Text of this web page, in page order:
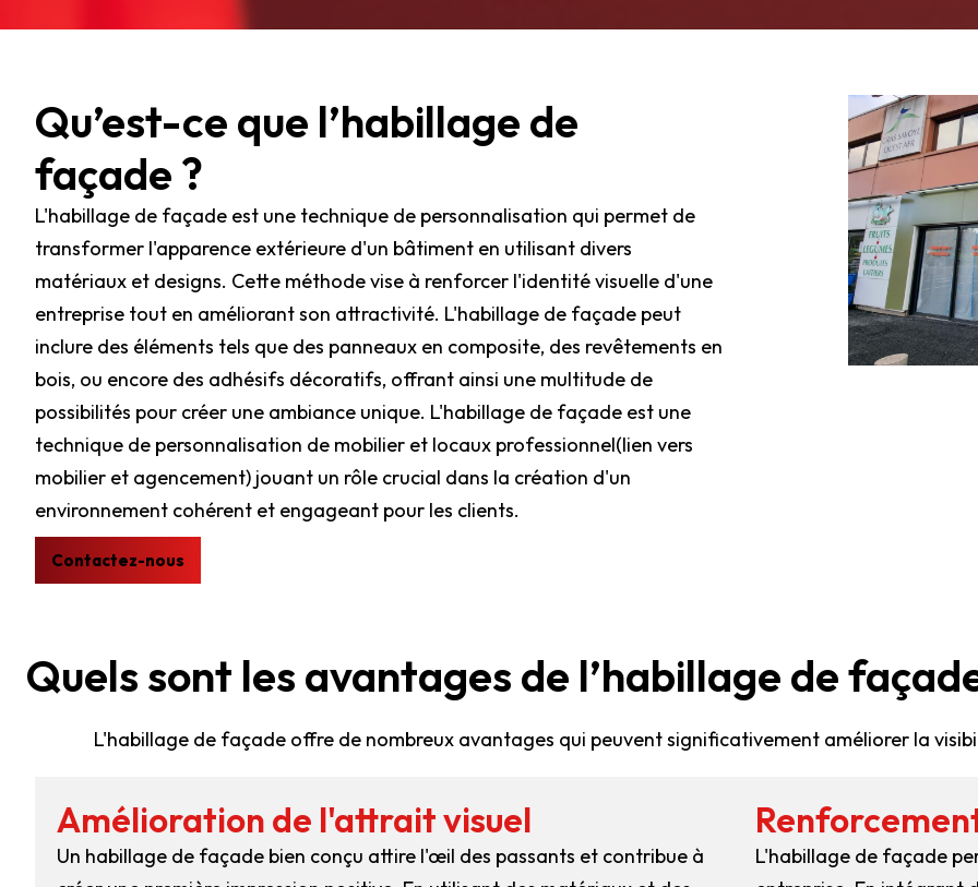
Qu’est-ce que l’habillage de
façade ?
L'habillage de façade est une technique de personnalisation qui permet de
transformer l'apparence extérieure d'un bâtiment en utilisant divers
matériaux et designs. Cette méthode vise à renforcer l'identité visuelle d'une
entreprise tout en améliorant son attractivité. L'habillage de façade peut
inclure des éléments tels que des panneaux en composite, des revêtements en
bois, ou encore des adhésifs décoratifs, offrant ainsi une multitude de
possibilités pour créer une ambiance unique. L'habillage de façade est une
technique de personnalisation de mobilier et locaux professionnel(lien vers
mobilier et agencement) jouant un rôle crucial dans la création d'un
environnement cohérent et engageant pour les clients.
Contactez-nous
Quels sont les avantages de l’habillage de
L'habillage de façade offre de nombreux avantages qui peuvent significativement améliorer la
Amélioration de l'attrait visuel
Un habillage de façade bien conçu attire l'œil des passants et contribue à
L'habillage de façade